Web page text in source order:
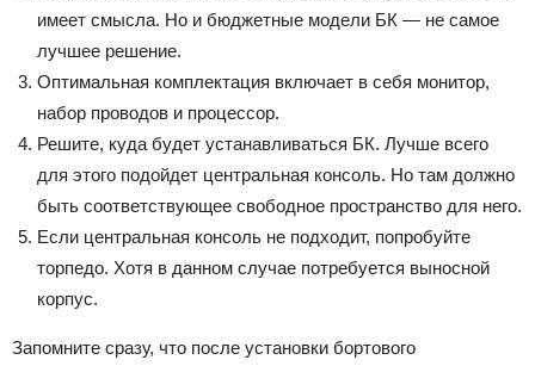
имеет смысла. Но и бюджетные модели БК — не самое
лучшее решение.
Оптимальная комплектация включает в себя монитор,
набор проводов и процессор.
Решите, куда будет устанавливаться БК. Лучше всего
для этого подойдет центральная консоль. Но там должно
быть соответствующее свободное пространство для него.
Если центральная консоль не подходит, попробуйте
торпедо. Хотя в данном случае потребуется выносной
корпус.
Запомните сразу, что после установки бортового